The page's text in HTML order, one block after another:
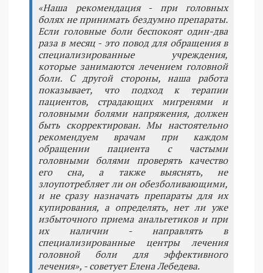
«Наша рекомендация - при головных
болях не принимать бездумно препараты.
Если головные боли беспокоят один-два
раза в месяц - это повод для обращения в
специализированные учреждения,
которые занимаются лечением головной
боли. С другой стороны, наша работа
показывает, что подход к терапии
пациентов, страдающих мигренями и
головными болями напряжения, должен
быть скорректирован. Мы настоятельно
рекомендуем врачам при каждом
обращении пациента с частыми
головными болями проверять качество
его сна, а также выяснять, не
злоупотребляет ли он обезболивающими,
и не сразу назначать препараты для их
купирования, а определять, нет ли уже
избыточного приема анальгетиков и при
их наличии - направлять в
специализированные центры лечения
головной боли для эффективного
лечения», - советует Елена Лебедева.